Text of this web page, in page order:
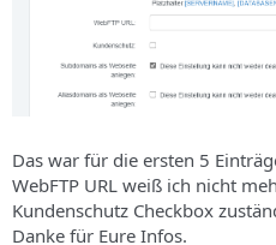
Das war für die ersten 5
WebFTP URL weiß ich nicht
Kundenschutz Checkbox
Danke für Eure Infos.